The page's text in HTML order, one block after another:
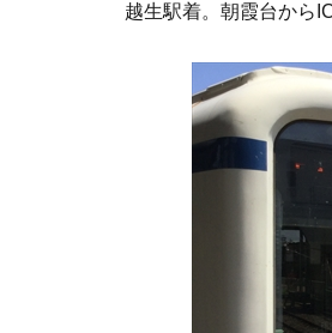
越生駅着。朝霞台から